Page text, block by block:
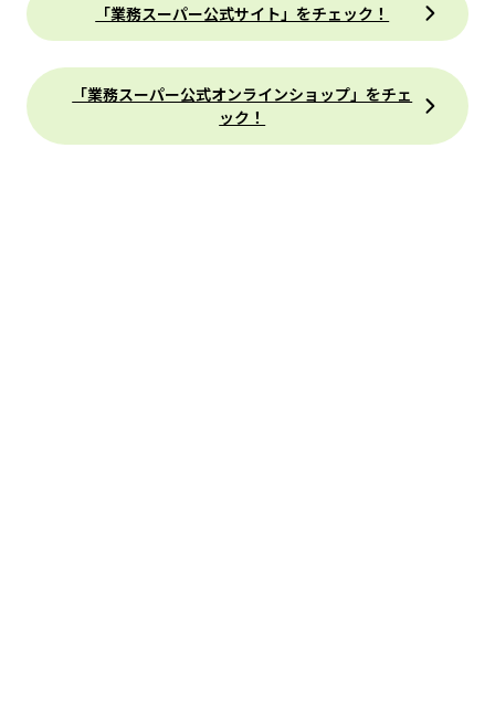
「業務スーパー公式サイト」をチェック！
「業務スーパー公式オンラインショップ」をチェ
ック！